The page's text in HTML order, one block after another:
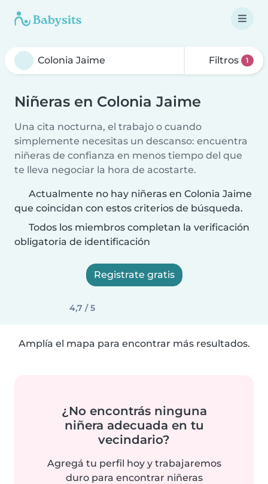
Filtros 1
Niñeras en Colonia Jaime
Una cita nocturna, el trabajo o cuando
simplemente necesitas un descanso: encuentra
niñeras de confianza en menos tiempo del que
te lleva negociar la hora de acostarte.
Actualmente no hay niñeras en Colonia Jaime
que coincidan con estos criterios de búsqueda.
Todos los miembros completan la verificación
obligatoria de identificación
Registrate gratis
4,7 / 5
Amplía el mapa para encontrar más resultados.
¿No encontrás ninguna
niñera adecuada en tu
vecindario?
Agregá tu perfil hoy y trabajaremos
duro para encontrar niñeras